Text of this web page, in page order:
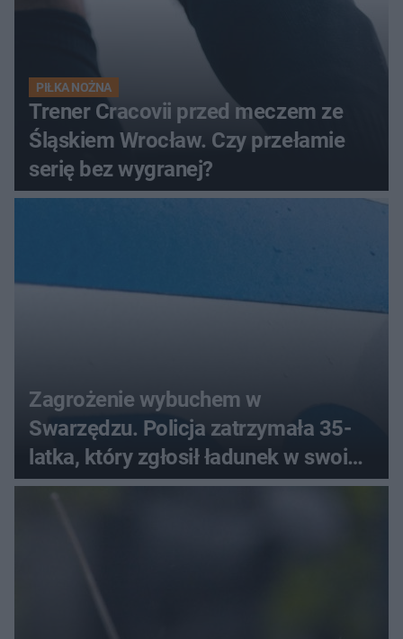
PIŁKA NOŻNA
Trener Cracovii przed meczem ze
Śląskiem Wrocław. Czy przełamie
serię bez wygranej?
Zagrożenie wybuchem w
Swarzędzu. Policja zatrzymała 35-
latka, który zgłosił ładunek w swoim
aucie